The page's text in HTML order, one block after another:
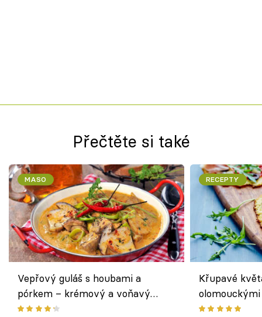
Přečtěte si také
MASO
Vepřový guláš s houbami a
pórkem – krémový a voňavý
pokrm z jednoho hrnce
RECEPTY
Křupavé
bezlepkový